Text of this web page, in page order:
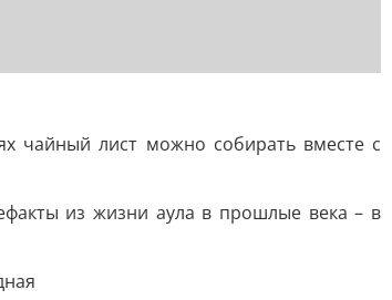
чайный лист можно собирать вместе с
из жизни аула в прошлые века – в